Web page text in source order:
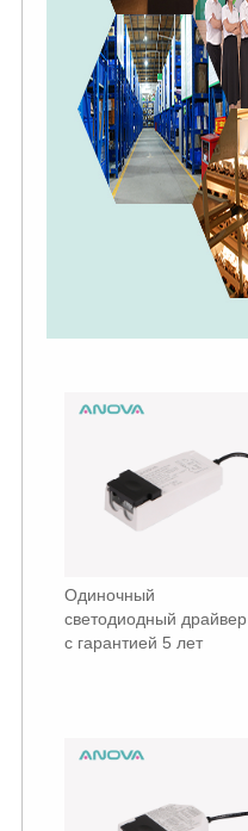
Одиночный
светодиодный драйвер
с гарантией 5 лет